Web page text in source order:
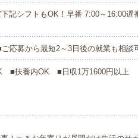
記シフトもOK！早番 7:00～16:00遅
応募から最短2～3日後の就業も相談
■扶養内OK ■日収1万1600円以上